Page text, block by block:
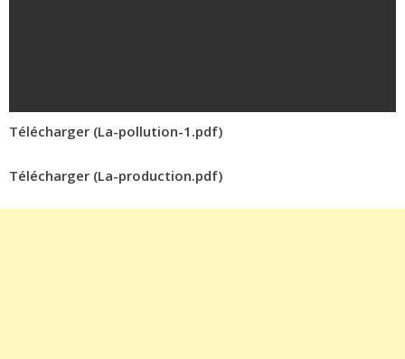
Télécharger (La-pollution-1.pdf)
Télécharger (La-production.pdf)